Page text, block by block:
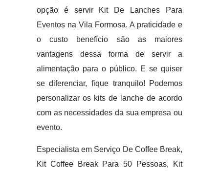
opção é servir Kit De Lanches Para
Eventos na Vila Formosa. A praticidade e
o custo benefício são as maiores
vantagens dessa forma de servir a
alimentação para o público. E se quiser
se diferenciar, fique tranquilo! Podemos
personalizar os kits de lanche de acordo
com as necessidades da sua empresa ou
evento.
Especialista em Serviço De Coffee Break,
Kit Coffee Break Para 50 Pessoas, Kit